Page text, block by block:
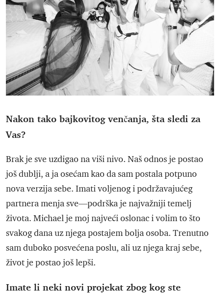
Nakon tako bajkovitog venčanja, šta sledi za
Vas?
Brak je sve uzdigao na viši nivo. Naš odnos je postao
još dublji, a ja osećam kao da sam postala potpuno
nova verzija sebe. Imati voljenog i podržavajućeg
partnera menja sve—podrška je najvažniji temelj
života. Michael je moj najveći oslonac i volim to što
svakog dana uz njega postajem bolja osoba. Trenutno
sam duboko posvećena poslu, ali uz njega kraj sebe,
život je postao još lepši.
Imate li neki novi projekat zbog kog ste